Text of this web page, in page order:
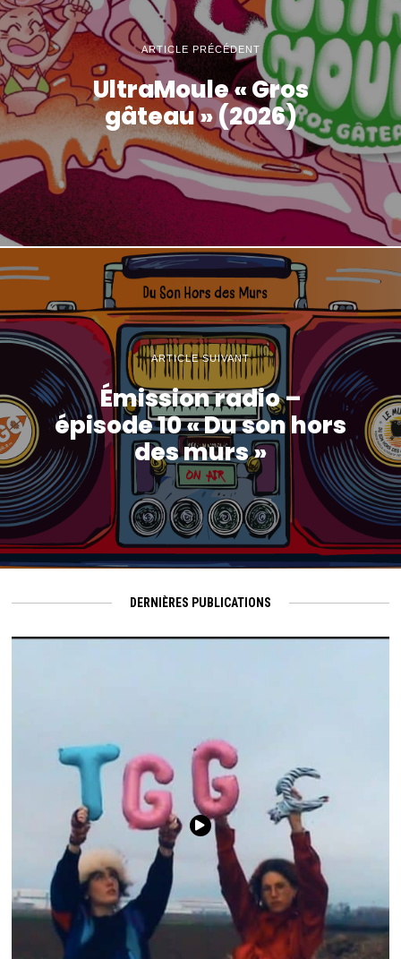
ARTICLE PRÉCÉDENT
UltraMoule « Gros
gâteau » (2026)
ARTICLE SUIVANT
Émission radio –
épisode 10 « Du son hors
des murs »
DERNIÈRES PUBLICATIONS